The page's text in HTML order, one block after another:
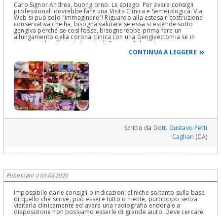
Caro Signor Andrea, buongiorno. Le spiego: Per avere consigli
professionali dovrebbe fare una Visita Clinica e Semeiologica. Via
Web si può solo "immaginare"! Riguardo alla estesa ricostruzione
conservativa che ha, bisogna valutare se essa si estende sotto
gengiva perché se così fosse, bisognerebbe prima fare un
allungamento della corona clinica con una Gengivectomia se in
presenza di sufficiente banda di Gengiva Aderente o con un
Lembo riposizionato apicalmente ed osteotomia-osteoplastica se
Le lascio un poster fotografico di mie terapie su denti con fratture
estese sotto gengiva o cresta ossea in presenza ed in assenza di
banda sufficiente di Gengiva Aderente.Le preciso che
l'allungamento della corona clinica (la parte di dente che emerge
dalla gengiva), è necessario, in questi casi, per portar fuori tutta la
parte distrutta del dente e poterlo così curare e soprattutto far si
che l'attacco epiteliale della gengiva avvenga sul dente e non sul
attaccare, sarebbe causa di formazione di una tasca
parodontale!Questo lo si fa con una chirurgia parodontale. Questa
è Odontoiatria seria ed il dolore è dovuto essenzialmente a
questa situazione che non è stata ben valutata. Cari saluti
CONTINUA A LEGGERE
Scritto da Dott. Gustavo Petti
Cagliari (CA)
Pubblicato il 03-03-2020
Impossibile darle consigli o indicazioni cliniche soltanto sulla base
di quello che scrive, può essere tutto o niente, purtroppo senza
visitarla clinicamente ed avere una radiografia endorale a
disposizione non possiamo esserle di grande aiuto. Deve cercare